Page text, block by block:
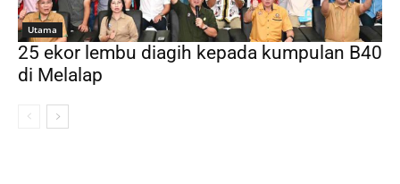
Utama
25 ekor lembu diagih kepada kumpulan B40
di Melalap